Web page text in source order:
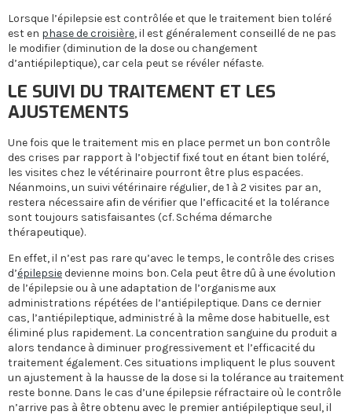
Lorsque l’épilepsie est contrôlée et que le traitement bien toléré
est en phase de croisière, il est généralement conseillé de ne pas
le modifier (diminution de la dose ou changement
d’antiépileptique), car cela peut se révéler néfaste.
LE SUIVI DU TRAITEMENT ET LES
AJUSTEMENTS
Une fois que le traitement mis en place permet un bon contrôle
des crises par rapport à l’objectif fixé tout en étant bien toléré,
les visites chez le vétérinaire pourront être plus espacées.
Néanmoins, un suivi vétérinaire régulier, de 1 à 2 visites par an,
restera nécessaire afin de vérifier que l’efficacité et la tolérance
sont toujours satisfaisantes (cf. Schéma démarche
thérapeutique).
En effet, il n’est pas rare qu’avec le temps, le contrôle des crises
d’épilepsiedevienne moins bon. Cela peut être dû à une évolution
de l’épilepsie ou à une adaptation de l’organisme aux
administrations répétées de l’antiépileptique. Dans ce dernier
cas, l’antiépileptique, administré à la même dose habituelle, est
éliminé plus rapidement. La concentration sanguine du produit a
alors tendance à diminuer progressivement et l’efficacité du
traitement également. Ces situations impliquent le plus souvent
un ajustement à la hausse de la dose si la tolérance au traitement
reste bonne. Dans le cas d’une épilepsie réfractaire où le contrôle
n’arrive pas à être obtenu avec le premier antiépileptique seul, il